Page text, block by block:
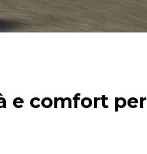
e comfort per